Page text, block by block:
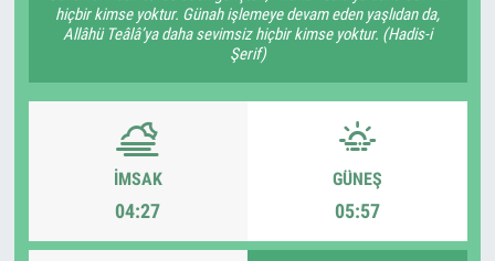
hiçbir kimse yoktur. Günah işlemeye devam eden yaşlıdan da,
Allâhü Teâlâ’ya daha sevimsiz hiçbir kimse yoktur. (Hadis-i
Şerif)
İMSAK
04:27
GÜNEŞ
05:57